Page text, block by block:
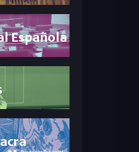
Española